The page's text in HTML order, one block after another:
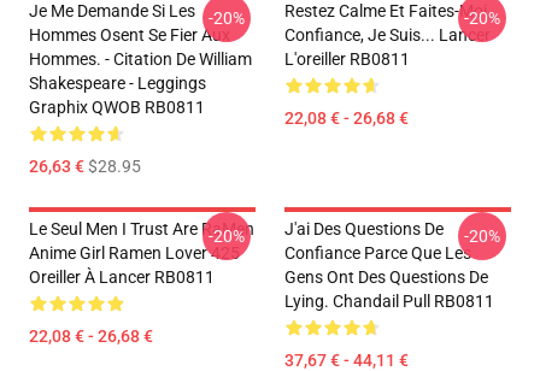
Je Me Demande Si Les
Hommes Osent Se Fier Aux
Hommes. - Citation De William
Shakespeare - Leggings
Graphix QWOB RB0811
26,63 €$28.95
-20%
Restez Calme Et Faites-Moi
Confiance, Je Suis... Lancer
L'oreiller RB0811
22,08 € - 26,68 €
-20%
Le Seul Men I Trust Are RaMen
Anime Girl Ramen Lover 425
Oreiller À Lancer RB0811
22,08 € - 26,68 €
-20%
J'ai Des Questions De
Confiance Parce Que Les
Gens Ont Des Questions De
Lying. Chandail Pull RB0811
37,67 € - 44,11 €
-20%